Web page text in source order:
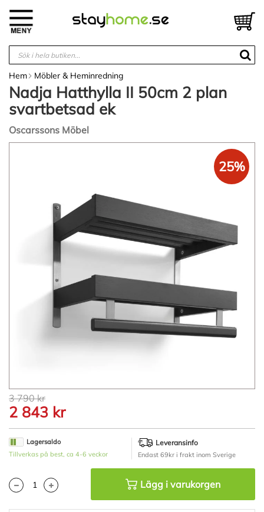
innehållet
Hem Möbler & Heminredning
Nadja Hatthylla II 50cm 2 plan
svartbetsad ek
Oscarssons Möbel
Hoppa
till
början
av
bildgalleriet
25%
3 790 kr
2 843 kr
Lagersaldo
Tillverkas på best, ca 4-6 veckor
Leveransinfo
Endast 69kr i frakt inom Sverige
Lägg i varukorgen